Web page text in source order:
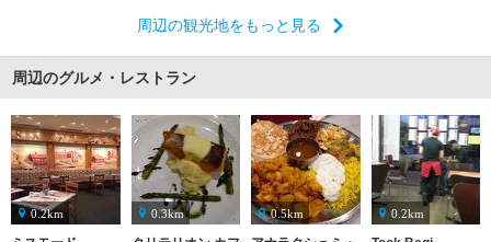
周辺の観光地をもっと見る
周辺のグルメ・レストラン
0.2km 0.3km 0.5km 0.2km